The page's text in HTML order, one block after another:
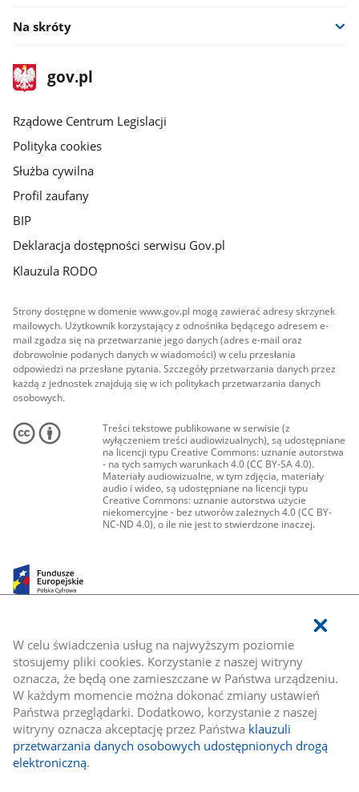
W celu świadczenia usług na najwyższym poziomie
stosujemy pliki cookies. Korzystanie z naszej witryny
oznacza, że będą one zamieszczane w Państwa urządzeniu.
W każdym momencie można dokonać zmiany ustawień
Państwa przeglądarki. Dodatkowo, korzystanie z naszej
witryny oznacza akceptację przez Państwa klauzuli
przetwarzania danych osobowych udostępnionych drogą
elektroniczną.
Na skróty
stopka
gov.plStrona
gov.pl
Rządowe Centrum Legislacji
Polityka cookies
Służba cywilna
Profil zaufany
BIP
Deklaracja dostępności serwisu Gov.pl
Klauzula RODO
Strony dostępne w domenie www.gov.pl mogą zawierać adresy skrzynek
mailowych. Użytkownik korzystający z odnośnika będącego adresem e-
mail zgadza się na przetwarzanie jego danych (adres e-mail oraz
dobrowolnie podanych danych w wiadomości) w celu przesłania
odpowiedzi na przesłane pytania. Szczegóły przetwarzania danych przez
każdą z jednostek znajdują się w ich politykach przetwarzania danych
osobowych.
Treści tekstowe publikowane w serwisie (z
wyłączeniem treści audiowizualnych), są udostępniane
na licencji typu Creative Commons: uznanie autorstwa
- na tych samych warunkach 4.0 (CC BY-SA 4.0).
Materiały audiowizualne, w tym zdjęcia, materiały
audio i wideo, są udostępniane na licencji typu
Creative Commons: uznanie autorstwa użycie
niekomercyjne - bez utworów zależnych 4.0 (CC BY-
NC-ND 4.0), o ile nie jest to stwierdzone inaczej.